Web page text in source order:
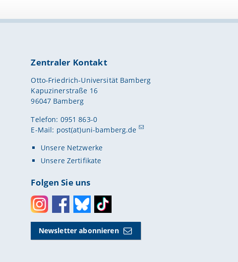
Zentraler Kontakt
Otto-Friedrich-Universität Bamberg
Kapuzinerstraße 16
96047 Bamberg
Telefon: 0951 863-0
E-Mail: post(at)uni-bamberg.de
Unsere Netzwerke
Unsere Zertifikate
Folgen Sie uns
InstagramFacebookBlueskyToktok
Newsletter abonnieren